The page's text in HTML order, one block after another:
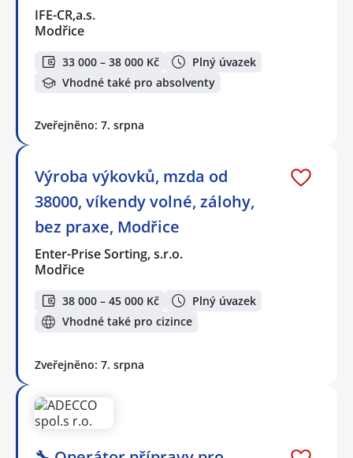
IFE-CR,a.s.
Modřice
33 000 – 38 000 Kč
Plný úvazek
Vhodné také pro absolventy
Zveřejněno: 7. srpna
Výroba výkovků, mzda od
38000, víkendy volné, zálohy,
bez praxe, Modřice
Enter-Prise Sorting, s.r.o.
Modřice
38 000 – 45 000 Kč
Plný úvazek
Vhodné také pro cizince
Zveřejněno: 7. srpna